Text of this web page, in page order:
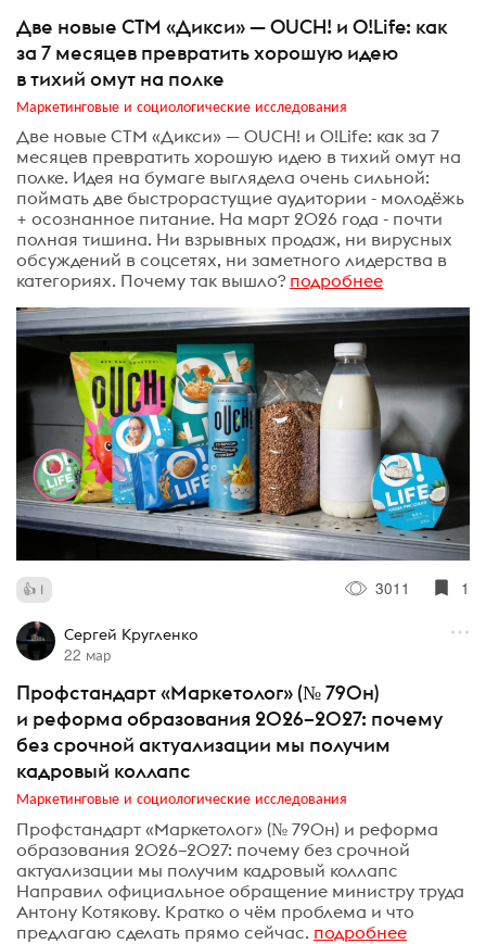
Две новые СТМ «Дикси» — OUCH! и O!Life: как
за 7 месяцев превратить хорошую идею
в тихий омут на полке
Маркетинговые и социологические исследования
Две новые СТМ «Дикси» — OUCH! и O!Life: как за 7
месяцев превратить хорошую идею в тихий омут на
полке. Идея на бумаге выглядела очень сильной:
поймать две быстрорастущие аудитории - молодёжь
+ осознанное питание. На март 2026 года - почти
полная тишина. Ни взрывных продаж, ни вирусных
обсуждений в соцсетях, ни заметного лидерства в
категориях. Почему так вышло? подробнее
1 3011 1
Сергей Кругленко
22 мар
Профстандарт «Маркетолог» (№ 790н)
и реформа образования 2026–2027: почему
без срочной актуализации мы получим
кадровый коллапс
Маркетинговые и социологические исследования
Профстандарт «Маркетолог» (№ 790н) и реформа
образования 2026–2027: почему без срочной
актуализации мы получим кадровый коллапс
Направил официальное обращение министру труда
Антону Котякову. Кратко о чём проблема и что
предлагаю сделать прямо сейчас. подробнее